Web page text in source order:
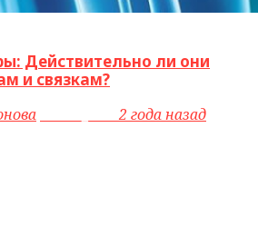
Действительно ли они
и связкам?
access_time2 года назад